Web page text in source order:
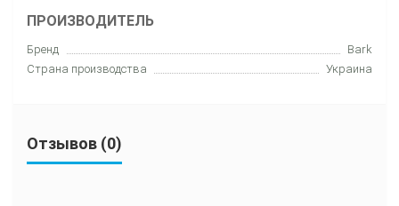
ПРОИЗВОДИТЕЛЬ
Бренд
Bark
Страна производства
Украина
Отзывов (0)